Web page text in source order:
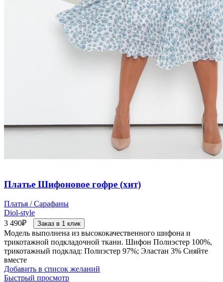
Платье Шифоновое гофре (хит)
Платья / Сарафаны
Diol-style
3 490₽ Заказ в 1 клик
Модель выполнена из высококачественного шифона и
трикотажной подкладочной ткани. Шифон Полиэстер 100%,
трикотажный подклад: Полиэстер 97%; Эластан 3% Сияйте
вместе
Добавить в список желаний
Быстрый просмотр